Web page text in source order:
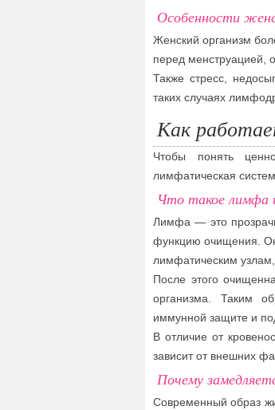
Особенности
Женский организм
перед менструацией,
Также стресс,
таких случаях
Как
Чтобы понять
лимфатическая
Что такое лимфа
Лимфа — это
функцию очищения.
лимфатическим
После этого
организма. Таким
иммунной защите и
В отличие от
зависит от внешних
Почему
Современный образ